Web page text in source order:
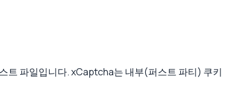
트 파일입니다. xCaptcha는 내부(퍼스트 파티) 쿠키